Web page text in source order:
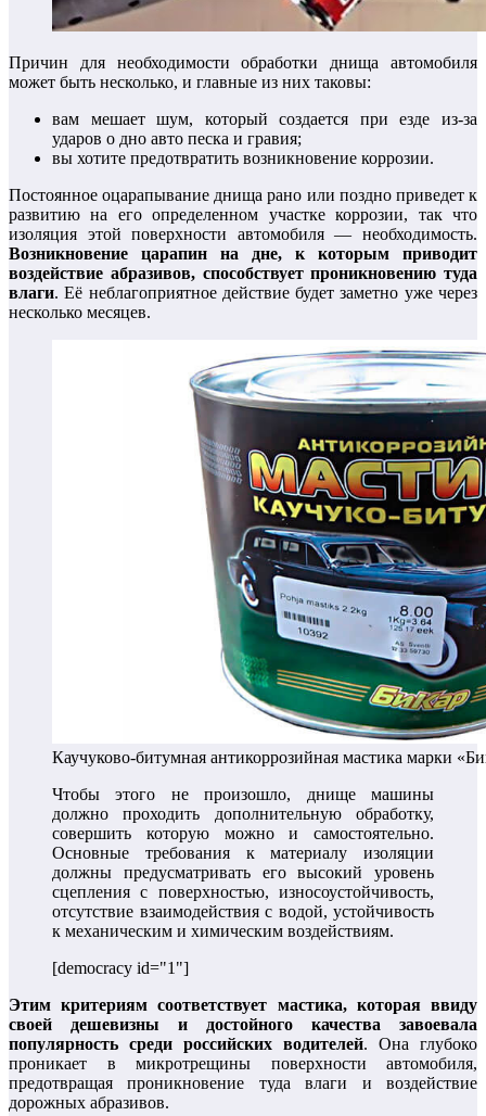
Причин для необходимости обработки днища автомобиля
может быть несколько, и главные из них таковы:
вам мешает шум, который создается при езде из-за
ударов о дно авто песка и гравия;
вы хотите предотвратить возникновение коррозии.
Постоянное оцарапывание днища рано или поздно приведет к
развитию на его определенном участке коррозии, так что
изоляция этой поверхности автомобиля — необходимость.
Возникновение царапин на дне, к которым приводит
воздействие абразивов, способствует проникновению туда
влаги. Её неблагоприятное действие будет заметно уже через
несколько месяцев.
Каучуково-битумная антикоррозийная мастика марки
Чтобы этого не произошло, днище машины
должно проходить дополнительную обработку,
совершить которую можно и самостоятельно.
Основные требования к материалу изоляции
должны предусматривать его высокий уровень
сцепления с поверхностью, износоустойчивость,
отсутствие взаимодействия с водой, устойчивость
к механическим и химическим воздействиям.
[democracy id="1"]
Этим критериям соответствует мастика, которая ввиду
своей дешевизны и достойного качества завоевала
популярность среди российских водителей. Она глубоко
проникает в микротрещины поверхности автомобиля,
предотвращая проникновение туда влаги и воздействие
дорожных абразивов.